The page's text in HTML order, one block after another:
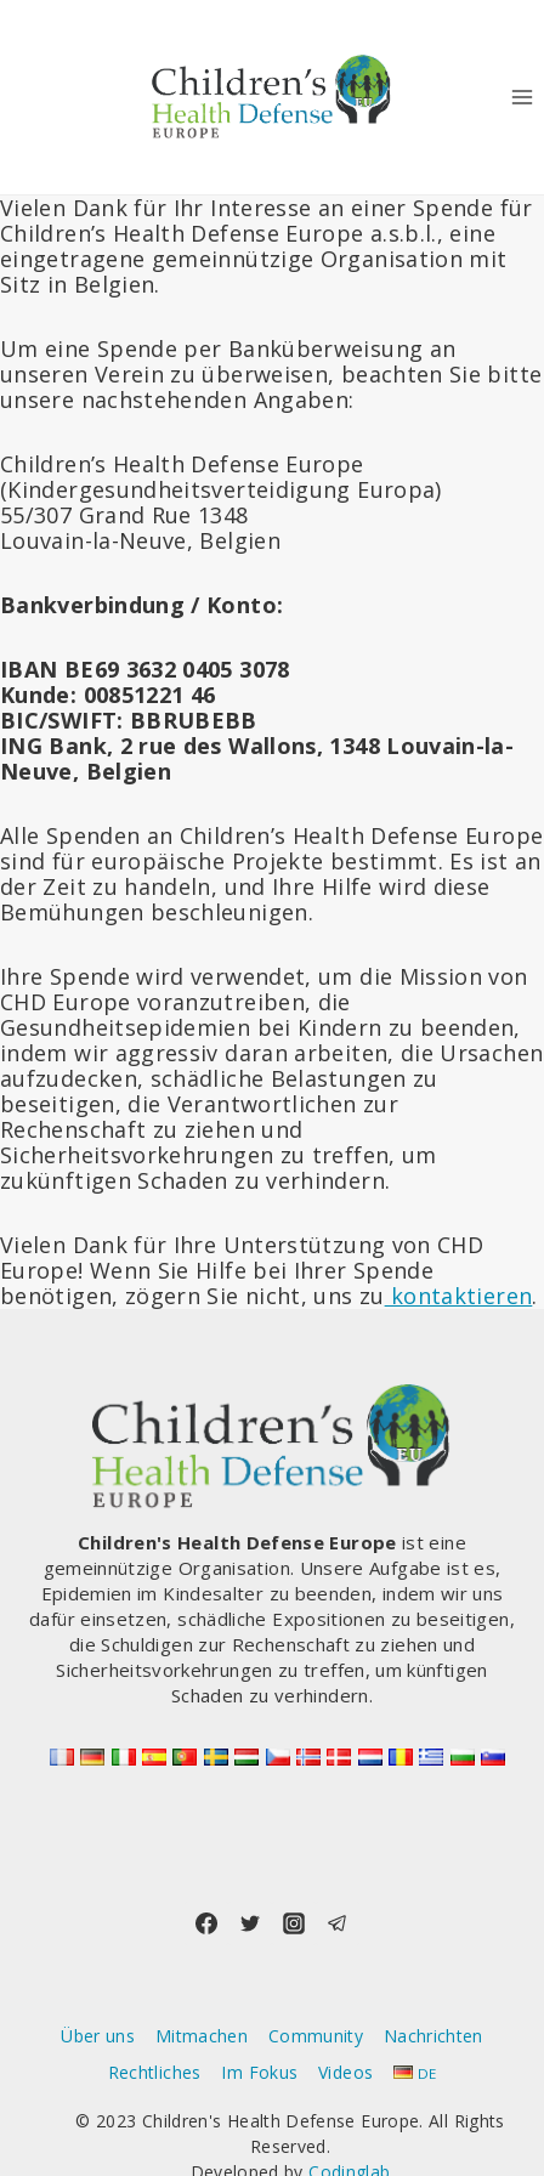
Vielen Dank für Ihr Interesse an einer Spende für
Children’s Health Defense Europe a.s.b.l., eine
eingetragene gemeinnützige Organisation mit
Sitz in Belgien.
Um eine Spende per Banküberweisung an
unseren Verein zu überweisen, beachten Sie bitte
unsere nachstehenden Angaben:
Children’s Health Defense Europe
(Kindergesundheitsverteidigung Europa)
55/307 Grand Rue 1348
Louvain-la-Neuve, Belgien
Bankverbindung / Konto:
IBAN BE69 3632 0405 3078
Kunde: 00851221 46
BIC/SWIFT: BBRUBEBB
ING Bank, 2 rue des Wallons, 1348 Louvain-la-
Neuve, Belgien
Alle Spenden an Children’s Health Defense Europe
sind für europäische Projekte bestimmt. Es ist an
der Zeit zu handeln, und Ihre Hilfe wird diese
Bemühungen beschleunigen.
Ihre Spende wird verwendet, um die Mission von
CHD Europe voranzutreiben, die
Gesundheitsepidemien bei Kindern zu beenden,
indem wir aggressiv daran arbeiten, die Ursachen
aufzudecken, schädliche Belastungen zu
beseitigen, die Verantwortlichen zur
Rechenschaft zu ziehen und
Sicherheitsvorkehrungen zu treffen, um
zukünftigen Schaden zu verhindern.
Vielen Dank für Ihre Unterstützung von CHD
Europe! Wenn Sie Hilfe bei Ihrer Spende
benötigen, zögern Sie nicht, uns zu kontaktieren.
Children's Health Defense Europe ist eine
gemeinnützige Organisation. Unsere Aufgabe ist es,
Epidemien im Kindesalter zu beenden, indem wir uns
dafür einsetzen, schädliche Expositionen zu beseitigen,
die Schuldigen zur Rechenschaft zu ziehen und
Sicherheitsvorkehrungen zu treffen, um künftigen
Schaden zu verhindern.
Über uns Mitmachen Community
Nachrichten
Rechtliches
Im Fokus Videos DE
© 2023 Children's Health Defense Europe. All Rights
Reserved.